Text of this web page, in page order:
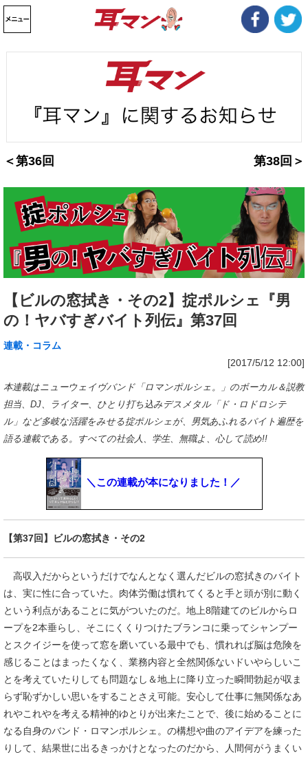
＜第36回 第38回＞
【ビルの窓拭き・その2】掟ポルシェ『男
の！ヤバすぎバイト列伝』第37回
連載・コラム
[2017/5/12 12:00]
本連載はニューウェイヴバンド「ロマンポルシェ。」のボーカル＆説教
担当、DJ、ライター、ひとり打ち込みデスメタル「ド・ロドロシテ
ル」など多岐な活躍をみせる掟ポルシェが、男気あふれるバイト遍歴を
語る連載である。すべての社会人、学生、無職よ、心して読め!!
＼この連載が本になりました！／
【第37回】ビルの窓拭き・その2
高収入だからというだけでなんとなく選んだビルの窓拭きのバイト
は、実に性に合っていた。肉体労働は慣れてくると手と頭が別に動く
という利点があることに気がついたのだ。地上8階建てのビルからロ
ープを2本垂らし、そこにくくりつけたブランコに乗ってシャンプー
とスクイジーを使って窓を磨いている最中でも、慣れれば脳は危険を
感じることはまったくなく、業務内容と全然関係ないドいやらしいこ
とを考えていたりしても問題なし＆地上に降り立った瞬間勃起が収ま
らず恥ずかしい思いをすることさえ可能。安心して仕事に無関係なあ
れやこれやを考える精神的ゆとりが出来たことで、後に始めることに
なる自身のバンド・ロマンポルシェ。の構想や曲のアイデアを練った
りして、結果世に出るきっかけとなったのだから、人間何がうまくい